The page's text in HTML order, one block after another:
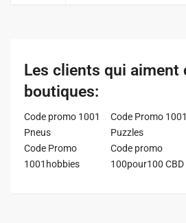
Les clients qui aiment
boutiques:
Code promo 1001
Pneus
Code Promo 1001
Puzzles
Code Promo
1001hobbies
Code promo
100pour100 CBD